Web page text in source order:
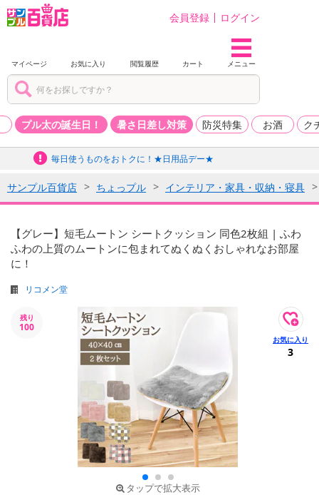
会員登録 ログイン
マイページ お気に入り 閲覧履歴 カート メニュー
プル太の誕生日！ 暑さ日差し対策 防災特集 お酒 ク
毎日使うものをおトクに！★日用品デー★
サンプル百貨店 ちょっプル インテリア・家具・収納・寝具
【グレー】短毛ムートン シートクッション 同色2枚組 | ふわ
ふわの上質のムートンに包まれてぬくぬくおしゃれなお部屋
に！
リコメン堂
残り
100
タップで拡大表示
3